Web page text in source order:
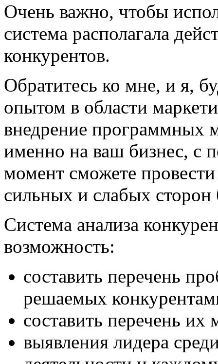
Очень важно, чтобы
система располагала
конкурентов.
Обратитесь ко мне, и я,
опытом в области
внедрение программных
именно на ваш бизнес,
момент сможете
сильных и слабых сторон
Система анализа
возможность:
составить перечень
решаемых
составить перечень
выявления лидера